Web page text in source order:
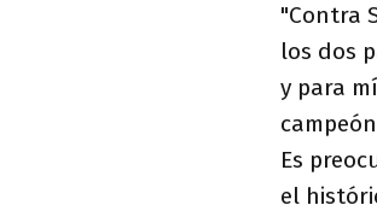
"Contra
los dos
y para
Es
el